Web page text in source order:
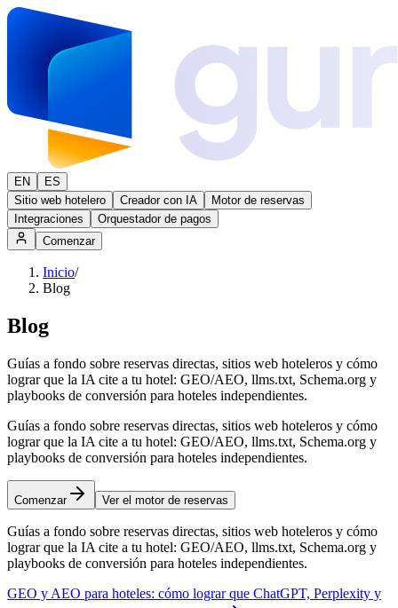
EN
ES
Sitio web hotelero
Creador con IA
Motor de reservas
Integraciones
Orquestador de pagos
Comenzar
Inicio/
Blog
Blog
Guías a fondo sobre reservas directas, sitios web hoteleros y cómo
lograr que la IA cite a tu hotel: GEO/AEO, llms.txt, Schema.org y
playbooks de conversión para hoteles independientes.
Guías a fondo sobre reservas directas, sitios web hoteleros y cómo
lograr que la IA cite a tu hotel: GEO/AEO, llms.txt, Schema.org y
playbooks de conversión para hoteles independientes.
Comenzar Ver el motor de reservas
Guías a fondo sobre reservas directas, sitios web hoteleros y cómo
lograr que la IA cite a tu hotel: GEO/AEO, llms.txt, Schema.org y
playbooks de conversión para hoteles independientes.
GEO y AEO para hoteles: cómo lograr que ChatGPT, Perplexity y